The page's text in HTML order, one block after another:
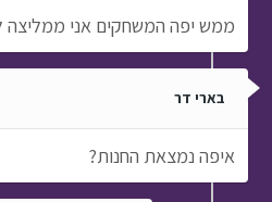
ממש יפה המשחקים אני ממליצה
בארי דר
איפה נמצאת החנות?